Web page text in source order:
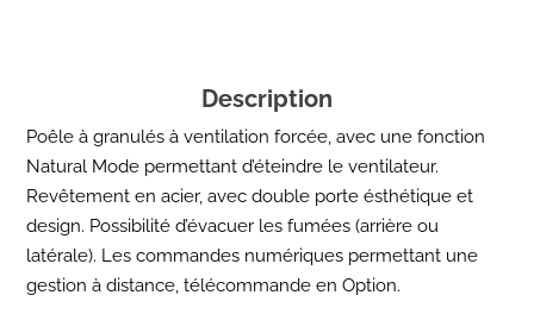
Description
Poêle à granulés à ventilation forcée, avec une fonction
Natural Mode permettant d’éteindre le ventilateur.
Revêtement en acier, avec double porte ésthétique et
design. Possibilité d’évacuer les fumées (arrière ou
latérale). Les commandes numériques permettant une
gestion à distance, télécommande en Option.